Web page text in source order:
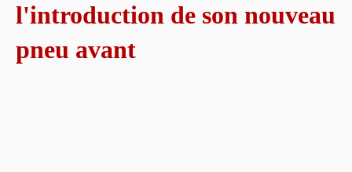
l'introduction de son nouveau
pneu avant